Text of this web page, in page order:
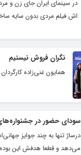
در سینمای ایران جای زن و
اش فیلم مردی بدون سایه
نگران فروش نیستیم
همایون غنی‌زاده
سودای حضور در
درساژ تنها به چند جوایز
می‌دهد و قطعا هدفش این بوده